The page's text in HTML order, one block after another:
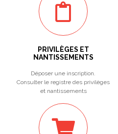
PRIVILÈGES ET
NANTISSEMENTS
Déposer une inscription.
Consulter le registre des privilèges
et nantissements